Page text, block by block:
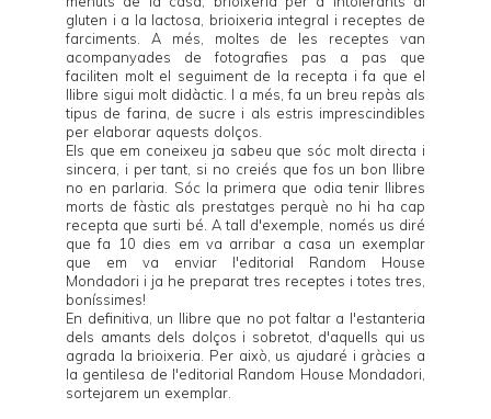
gluten i a la lactosa, brioixeria integral i receptes de
farciments. A més, moltes de les receptes van
acompanyades de fotografies pas a pas que
faciliten molt el seguiment de la recepta i fa que el
llibre sigui molt didàctic. I a més, fa un breu repàs als
tipus de farina, de sucre i als estris imprescindibles
per elaborar aquests dolços.
Els que em coneixeu ja sabeu que sóc molt directa i
sincera, i per tant, si no creiés que fos un bon llibre
no en parlaria. Sóc la primera que odia tenir llibres
morts de fàstic als prestatges perquè no hi ha cap
recepta que surti bé. A tall d'exemple, només us diré
que fa 10 dies em va arribar a casa un exemplar
que em va enviar l'editorial Random House
Mondadori i ja he preparat tres receptes i totes tres,
boníssimes!
En definitiva, un llibre que no pot faltar a l'estanteria
dels amants dels dolços i sobretot, d'aquells qui us
agrada la brioixeria. Per això, us ajudaré i gràcies a
la gentilesa de l'editorial Random House Mondadori
sortejarem un exemplar.